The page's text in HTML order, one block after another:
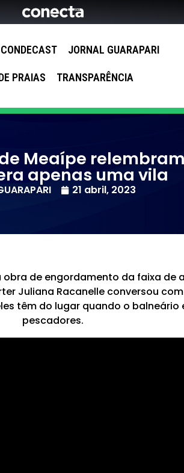
CONDECAST JORNAL GUARAPARI
PRAIAS TRANSPARÊNCIA
Meaípe
apenas uma vila
21 abril, 2023
de engordamento da faixa de
Juliana Racanelle conversou
têm do lugar quando o balneário
pescadores.